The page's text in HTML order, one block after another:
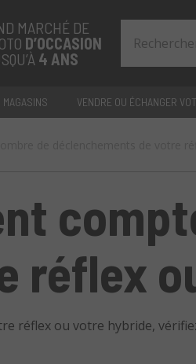
MARCHÉ DE
D’OCCASION
4 ANS
MAGASINS VENDRE OU ÉCHANGER
réflex
réflex ou votre hybride,